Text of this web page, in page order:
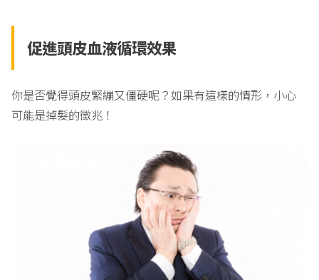
促進頭皮血液循環效果
你是否覺得頭皮緊繃又僵硬呢？如果有這樣的情形，小心
可能是掉髮的徵兆！